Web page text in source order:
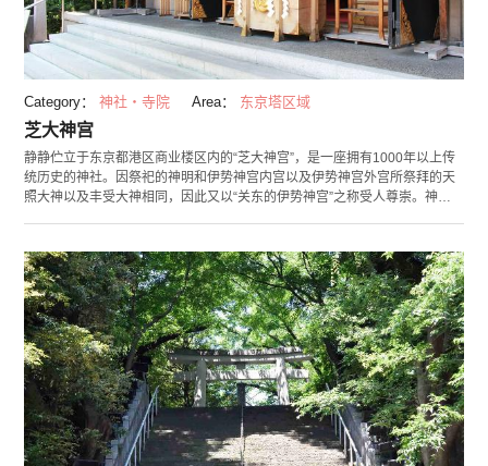
Category： 神社・寺院 Area： 东京塔区域
芝大神宫
静静伫立于东京都港区商业楼区内的“芝大神宫”，是一座拥有1000年以上传
统历史的神社。因祭祀的神明和伊势神宫内宫以及伊势神宫外宫所祭拜的天
照大神以及丰受大神相同，因此又以“关东的伊势神宫”之称受人尊崇。神宫
相殿神所祭拜的是源赖朝公、德川家康公、管原道真公，所以便也以可得强
运势，财运，商业繁荣，治疗眼睛疾病等等好运而闻名。 同时芝大神宫又因
是歌舞伎歌剧的“ME组的斗争”的发生地而广受人知。“ME组”是当时曾在江户
时代活跃的救火队(相当于现代的消防队)之一，而神宫境内置放了一对刻上
大大的“ME组”文字的守护狗雕像。每年的9月11号～21号是芝大神宫的例年
祭，因为此祭典举行期间长达11天，所以又昵称为“拖拖拉拉祭典”。 另外，
此祭典有别名为“生姜祭”，在这祭典期间会贩卖生姜。这么做的原因有很
多，比如因旧时神宫周围有许多姜田，也因人们将生姜供俸于神坛上，还因
生姜自古以来便被当作一种可除邪气得好运的食物等等。